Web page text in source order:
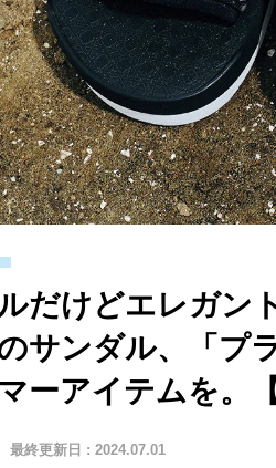
だけどエレガン
サンダル、「プ
ーアイテムを。
最終更新日 : 2024.07.01